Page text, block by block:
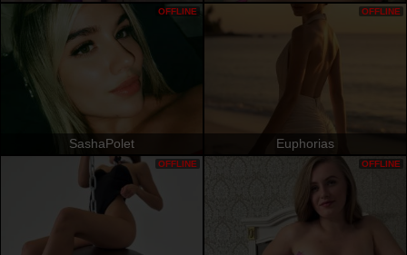
SashaPolet
OFFLINE
Euphorias
OFFLINE
OFFLINE OFFLINE